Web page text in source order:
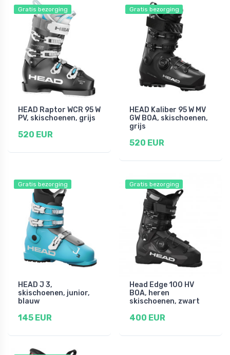
Gratis bezorging
HEAD Raptor WCR 95 W
PV, skischoenen, grijs
520 EUR
Gratis bezorging
HEAD Kaliber 95 W MV
GW BOA, skischoenen,
grijs
520 EUR
Gratis bezorging
HEAD J 3,
skischoenen, junior,
blauw
145 EUR
Gratis bezorging
Head Edge 100 HV
BOA, heren
skischoenen, zwart
400 EUR